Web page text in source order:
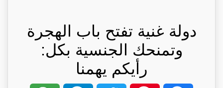
دولة غنية تفتح باب الهجرة
وتمنحك الجنسية بكل:
رأيكم يهمنا